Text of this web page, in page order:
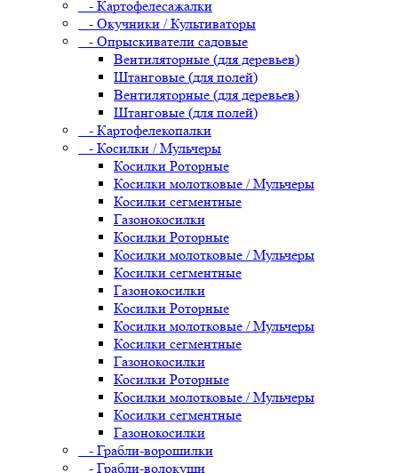
- Картофелесажалки
- Окучники / Культиваторы
- Опрыскиватели садовые
Вентиляторные (для деревьев)
Штанговые (для полей)
Вентиляторные (для деревьев)
Штанговые (для полей)
- Картофелекопалки
- Косилки / Мульчеры
Косилки Роторные
Косилки молотковые / Мульчеры
Косилки сегментные
Газонокосилки
Косилки Роторные
Косилки молотковые / Мульчеры
Косилки сегментные
Газонокосилки
Косилки Роторные
Косилки молотковые / Мульчеры
Косилки сегментные
Газонокосилки
Косилки Роторные
Косилки молотковые / Мульчеры
Косилки сегментные
Газонокосилки
- Грабли-ворошилки
- Грабли-волокуши